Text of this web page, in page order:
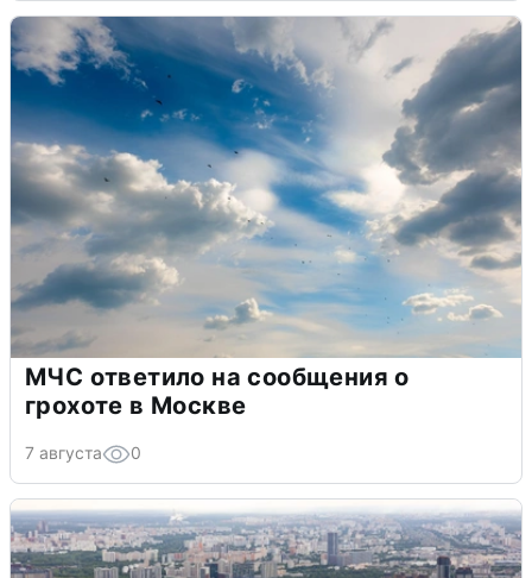
МЧС ответило на сообщения о
грохоте в Москве
7 августа 0